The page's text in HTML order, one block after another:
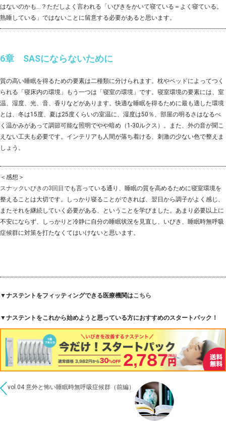
はないのかも…？ただしよく言われる「いびきをかいて寝ている＝よく寝ている。
熟睡している」ではないことに留意する必要があると思います。
6章 SASにならないために
質の高い睡眠を得るための要素は二種類に分けられます。枕やベッドによってつく
られる「寝床内の環境」もう一つは「寝室の環境」です。寝室環境の要素には、室
温、湿度、光、音、香りなどがあります。快適な睡眠を得るために最も適した環境
とは、冬は15度、夏は25度くらいの室温に、湿度は50％、部屋の明るさはなるべ
く温かみがあって調節可能な照明でやや暗め（1-30ルクス）。また、外の音が聞こ
えない工夫も必要です。インテリアも人間が落ち着ける、刺激の少ない色で整えま
しょう。
＜感想＞
スナックいびきの3回目 でも言っている通り、睡眠の質を高めるために寝室環境を
整えることは大切です。しっかり寝ることができれば、翌日から調子がよく感じ、
またそれを継続していく必要がある、ということを学びました。あまり必要以上に
不安にならず、しっかりと冷静に自分の睡眠状況を見直し、いびき、睡眠時無呼吸
症候群に対策を打たなくてはいけないと思います。
▼ナステントをフィッティングできる医療機関はこちら
▼ナステントをこれから始めようと思っている方におすすめのスタートパック！
vol.04 意外と怖い睡眠時無呼吸症候群（前編）